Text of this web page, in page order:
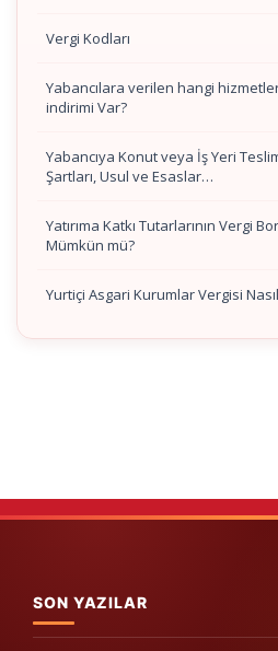
Vergi Kodları
Yabancılara verilen hangi
indirimi Var?
Yabancıya Konut veya İş Yeri
Şartları, Usul ve Esaslar…
Yatırıma Katkı Tutarlarının Vergi
Mümkün mü?
Yurtiçi Asgari Kurumlar Vergisi
SON YAZILAR